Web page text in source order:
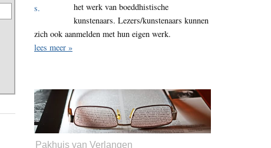
het werk van boeddhistische
kunstenaars. Lezers/kunstenaars kunnen
zich ook aanmelden met hun eigen werk.
lees meer »
Pakhuis van Verlangen